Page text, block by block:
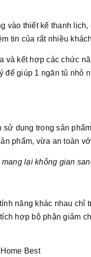
vào thiết kế thanh
tin của rất nhiều
và kết hợp các chức
để giúp 1 ngăn tủ nhỏ
sử dụng trong sản
phẩm, vừa an toàn
lại không gian
năng khác nhau chỉ
hợp bộ phận giảm
Best